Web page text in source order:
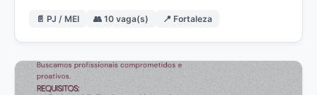
📄 PJ / MEI 👥 10 vaga(s) 📍 Fortaleza